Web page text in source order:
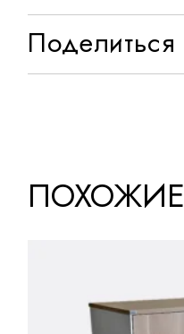
Поделиться
ПОХОЖИЕ